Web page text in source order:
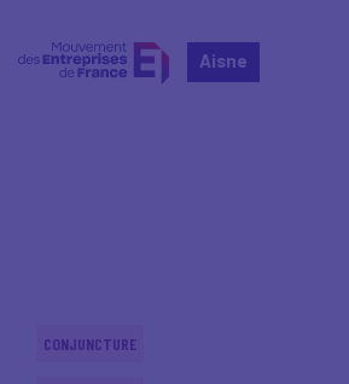
Aisne
CONJUNCTURE